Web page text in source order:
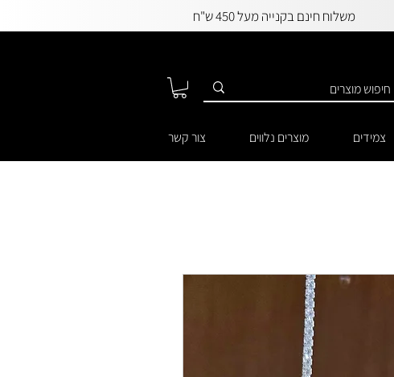
משלוח חינם בקנייה מעל 450 ש"ח
צמידים מוצרים נלווים צור קשר